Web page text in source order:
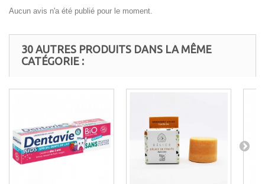
Aucun avis n'a été publié pour le moment.
30 AUTRES PRODUITS DANS LA MÊME
CATÉGORIE :